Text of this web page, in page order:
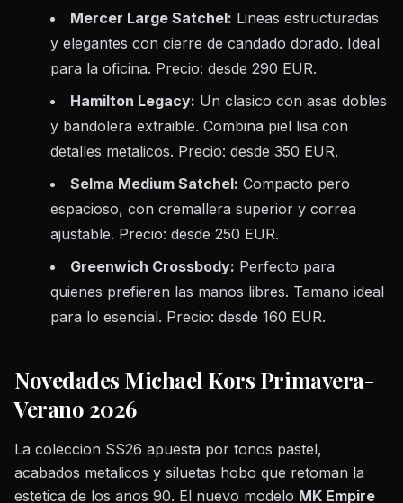
Mercer Large Satchel: Lineas estructuradas
y elegantes con cierre de candado dorado. Ideal
para la oficina. Precio: desde 290 EUR.
Hamilton Legacy: Un clasico con asas dobles
y bandolera extraible. Combina piel lisa con
detalles metalicos. Precio: desde 350 EUR.
Selma Medium Satchel: Compacto pero
espacioso, con cremallera superior y correa
ajustable. Precio: desde 250 EUR.
Greenwich Crossbody: Perfecto para
quienes prefieren las manos libres. Tamano ideal
para lo esencial. Precio: desde 160 EUR.
Novedades Michael Kors Primavera-
Verano 2026
La coleccion SS26 apuesta por tonos pastel,
acabados metalicos y siluetas hobo que retoman la
estetica de los anos 90. El nuevo modelo MK Empire